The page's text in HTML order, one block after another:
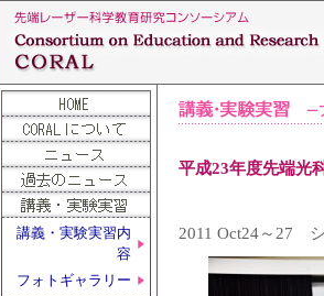
講義・実験実習内
容
フォトギャラリー
平成23年度先端光
2011 Oct24～27